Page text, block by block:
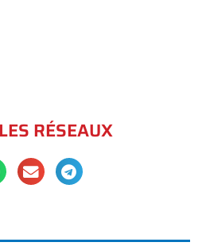
RÉSEAUX